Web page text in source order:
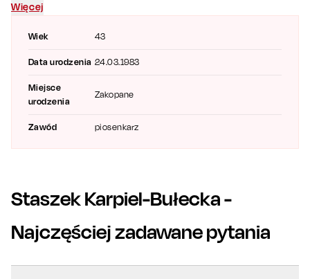
Wiek 43
Data urodzenia 24.03.1983
Miejsce
urodzenia
Zakopane
Zawód piosenkarz
Wydarzeniu towarzyszą anegdoty i krótkie opowieści
wykonawców, dzięki czemu aranżacje utworów zyskują dużo
występują także znakomici aktorzy –
Lesław Żurek
. Sprawdź repertuar i
wykonaniu i odbyć niezapomnianą muzyczną podróż.
Więcej
Staszek Karpiel-Bułecka-
Najczęściej zadawane pytania